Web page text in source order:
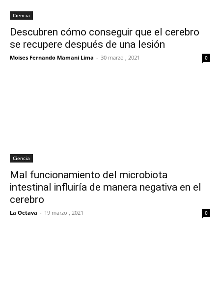
Ciencia
Descubren cómo conseguir que el cerebro
se recupere después de una lesión
Moises Fernando Mamani Lima - 30 marzo , 2021 0
Ciencia
Mal funcionamiento del microbiota
intestinal influiría de manera negativa en el
cerebro
La Octava - 19 marzo , 2021 0